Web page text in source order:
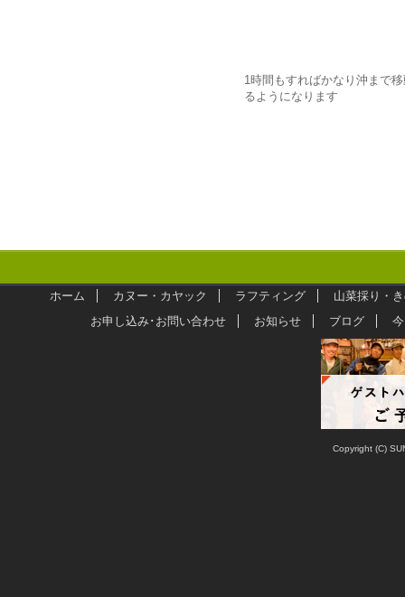
1時間もすればかなり沖まで
るようになります
ホーム カヌー・カヤック ラフティング
山菜採り・
お申し込み･お問い合わせ
お知らせ ブログ
Copyright (C)